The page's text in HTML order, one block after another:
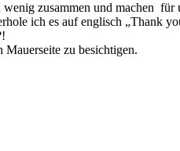
zusammen und machen
ich es auf englisch „Thank
zu besichtigen.